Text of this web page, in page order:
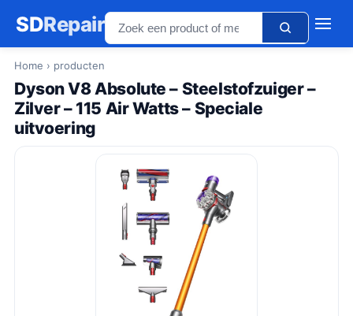
SDRepair
Home › producten
Dyson V8 Absolute – Steelstofzuiger –
Zilver – 115 Air Watts – Speciale
uitvoering